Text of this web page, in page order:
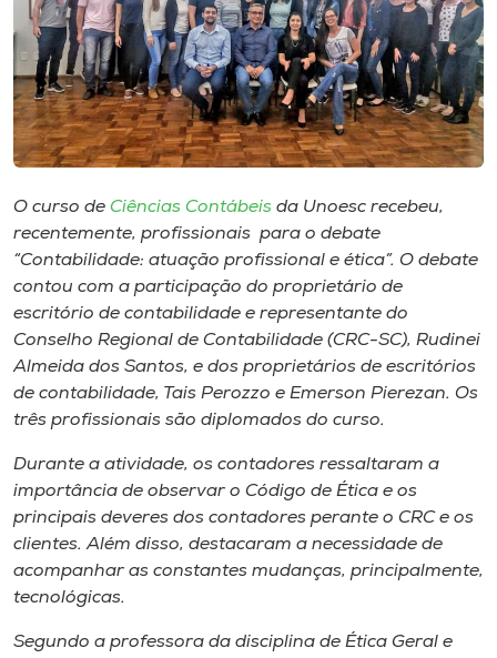
Rádio
Museu
Unoesc
Store
Selecione
A+
O curso de Ciências Contábeis da Unoesc recebeu,
recentemente, profissionais para o debate
“Contabilidade: atuação profissional e ética”. O debate
contou com a participação do proprietário de
escritório de contabilidade e representante do
Conselho Regional de Contabilidade (CRC-SC), Rudinei
Almeida dos Santos, e dos proprietários de escritórios
de contabilidade, Tais Perozzo e Emerson Pierezan. Os
três profissionais são diplomados do curso.
Durante a atividade, os contadores ressaltaram a
importância de observar o Código de Ética e os
principais deveres dos contadores perante o CRC e os
clientes. Além disso, destacaram a necessidade de
acompanhar as constantes mudanças, principalmente,
tecnológicas.
Segundo a professora da disciplina de Ética Geral e